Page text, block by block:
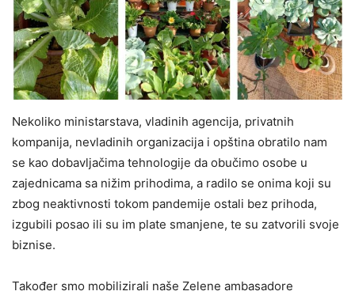
Nekoliko ministarstava, vladinih agencija, privatnih
kompanija, nevladinih organizacija i opština obratilo nam
se kao dobavljačima tehnologije da obučimo osobe u
zajednicama sa nižim prihodima, a radilo se onima koji su
zbog neaktivnosti tokom pandemije ostali bez prihoda,
izgubili posao ili su im plate smanjene, te su zatvorili svoje
biznise.
Također smo mobilizirali naše Zelene ambasadore